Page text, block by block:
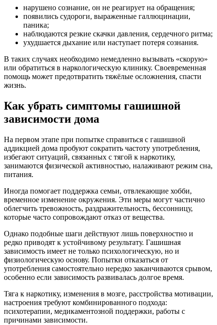
нарушено сознание, он не реагирует на обращения;
появились судороги, выраженные галлюцинации,
паника;
наблюдаются резкие скачки давления, сердечного ритма;
ухудшается дыхание или наступает потеря сознания.
В таких случаях необходимо немедленно вызывать «скорую»
или обратиться в наркологическую клинику. Своевременная
помощь может предотвратить тяжёлые осложнения, спасти
жизнь.
Как убрать симптомы гашишной
зависимости дома
На первом этапе при попытке справиться с гашишной
аддикцией дома пробуют сократить частоту употребления,
избегают ситуаций, связанных с тягой к наркотику,
занимаются физической активностью, налаживают режим сна,
питания.
Иногда помогает поддержка семьи, отвлекающие хобби,
временное изменение окружения. Эти меры могут частично
облегчить тревожность, раздражительность, бессонницу,
которые часто сопровождают отказ от вещества.
Однако подобные шаги действуют лишь поверхностно и
редко приводят к устойчивому результату. Гашишная
зависимость имеет не только психологическую, но и
физиологическую основу. Попытки отказаться от
употребления самостоятельно нередко заканчиваются срывом,
особенно если зависимость развивалась долгое время.
Тяга к наркотику, изменения в мозге, расстройства мотивации,
настроения требуют комбинированного подхода:
психотерапии, медикаментозной поддержки, работы с
причинами зависимости.